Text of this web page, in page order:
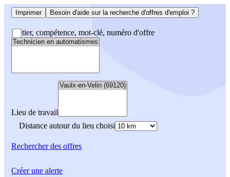
Imprimer Besoin d'aide sur la recherche d'offres d'emploi ?
Métier, compétence, mot-clé, numéro d'offre
Lieu de travail
Distance autour du lieu choisi
Rechercherdes offres
Créer une alerte